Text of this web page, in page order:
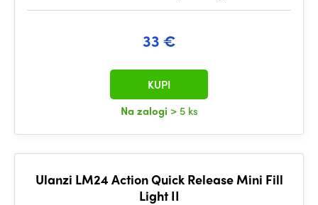
33 €
Na zalogi > 5 ks
KUPI
Ulanzi LM24 Action Quick Release Mini Fill
Light II